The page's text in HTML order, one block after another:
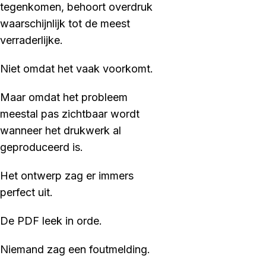
tegenkomen, behoort overdruk
waarschijnlijk tot de meest
verraderlijke.
Niet omdat het vaak voorkomt.
Maar omdat het probleem
meestal pas zichtbaar wordt
wanneer het drukwerk al
geproduceerd is.
Het ontwerp zag er immers
perfect uit.
De PDF leek in orde.
Niemand zag een foutmelding.